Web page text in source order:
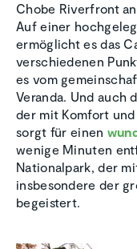
Chobe Riverfront
Auf einer
ermöglicht es das
verschiedenen
es vom
Veranda. Und auch
der mit Komfort
sorgt für einen
wenige Minuten
Nationalpark, der
insbesondere der
begeistert.